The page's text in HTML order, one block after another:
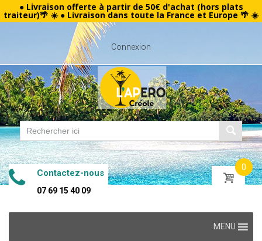
● Livraison offerte à partir de 50€ d'achat (hors plats
traiteur)🌴 ☀️ ● Livraison dans toute la France et Europe 🌴 ☀️
Connexion
Contactez-nous
07 69 15 40 09
0
MENU